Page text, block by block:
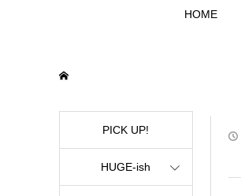
HOME
PICK UP!
HUGE-ish